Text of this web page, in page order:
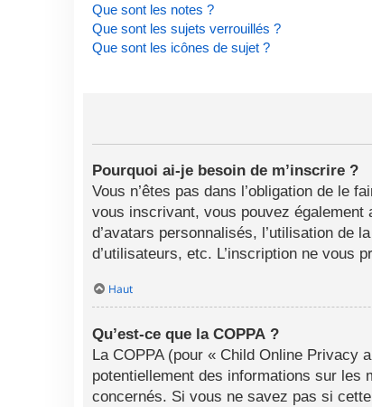
Que sont les notes ?
Que sont les sujets verrouillés ?
Que sont les icônes de sujet ?
Pourquoi ai-je besoin de m’inscrire ?
Vous n’êtes pas dans l’obligation de le
vous inscrivant, vous pouvez également
d’avatars personnalisés, l’utilisation de
d’utilisateurs, etc. L’inscription ne vous
Haut
Qu’est-ce que la COPPA ?
La COPPA (pour « Child Online Privacy
potentiellement des informations sur les
concernés. Si vous ne savez pas si